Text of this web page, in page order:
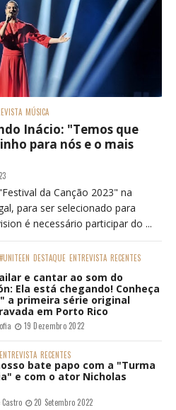
MÚSICA
Inácio: "Temos que
para nós e o mais
da Canção 2023" na
para ser selecionado para
é necessário participar do ...
#UNITEEN DESTAQUE ENTREVISTA RECENTES
e cantar ao som do
Ela está chegando! Conheça
a primeira série original
em Porto Rico
19 Dezembro 2022
ENTREVISTA RECENTES
bate papo com a "Turma
e com o ator Nicholas
20 Setembro 2022